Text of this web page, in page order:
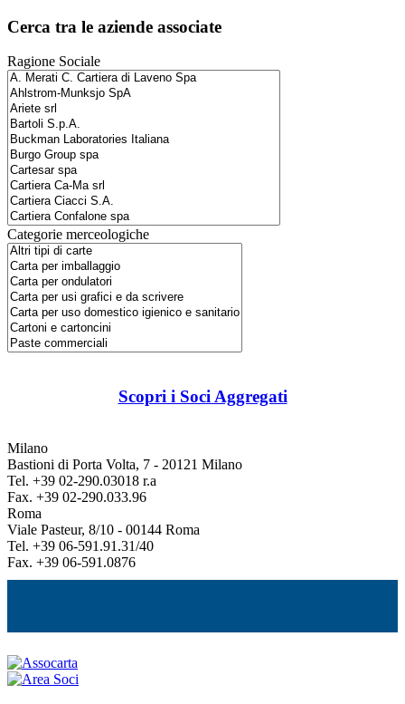
Cerca tra le aziende associate
Ragione Sociale
Categorie merceologiche
Scopri i Soci Aggregati
Milano
Bastioni di Porta Volta, 7 - 20121 Milano
Tel. +39 02-290.03018 r.a
Fax. +39 02-290.033.96
Roma
Viale Pasteur, 8/10 - 00144 Roma
Tel. +39 06-591.91.31/40
Fax. +39 06-591.0876